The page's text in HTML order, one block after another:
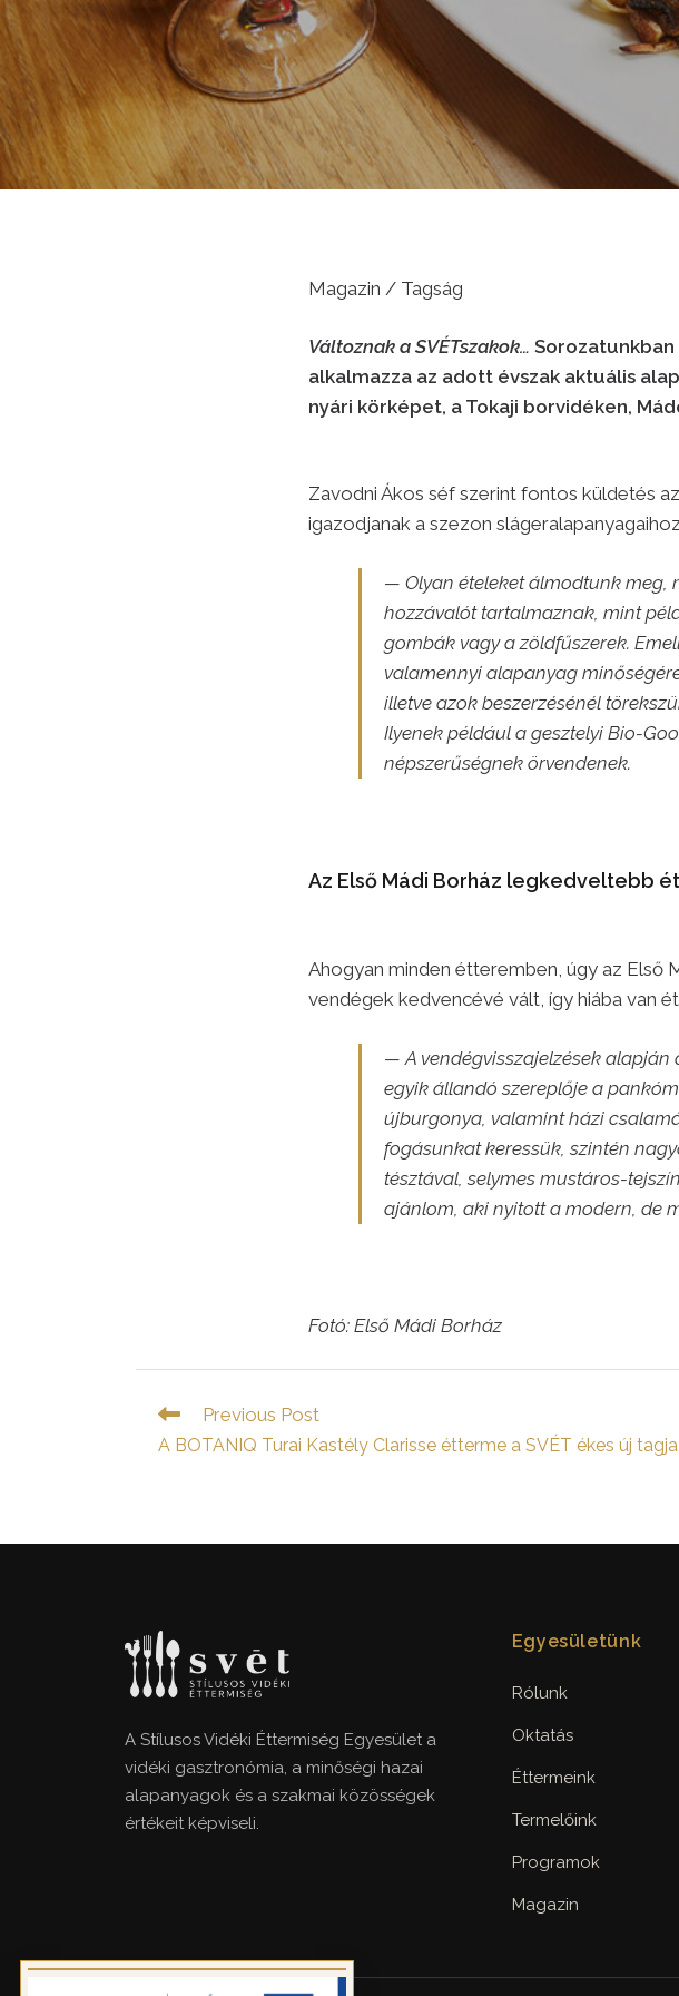
Magazin / Tagság
Változnak a SVÉTszakok…
alkalmazza az adott évszak aktuális
nyári körképet, a Tokaji borvidéken,
Zavodni Ákos séf szerint fontos küldetés
igazodjanak a szezon
— Olyan ételeket álmodtunk meg,
hozzávalót tartalmaznak, mint
gombák vagy a zöldfűszerek.
valamennyi alapanyag
illetve azok beszerzésénél
Ilyenek például a gesztelyi Bio-
népszerűségnek örvendenek.
Az Első Mádi Borház legkedveltebb
Ahogyan minden étteremben, úgy az Első
vendégek kedvencévé vált, így hiába van
— A vendégvisszajelzések
egyik állandó szereplője a
újburgonya, valamint házi
fogásunkat keressük, szintén
tésztával, selymes mustáros-
ajánlom, aki nyitott a modern, de
Fotó: Első Mádi Borház
Read
articles
Previous Post
A BOTANIQ Turai Kastély Clarisse étterme a SVÉT ékes új tagja
A Stílusos Vidéki Éttermiség Egyesület a
vidéki gasztronómia, a minőségi hazai
alapanyagok és a szakmai közösségek
értékeit képviseli.
Egyesületünk
Rólunk
Oktatás
Éttermeink
Termelőink
Programok
Magazin